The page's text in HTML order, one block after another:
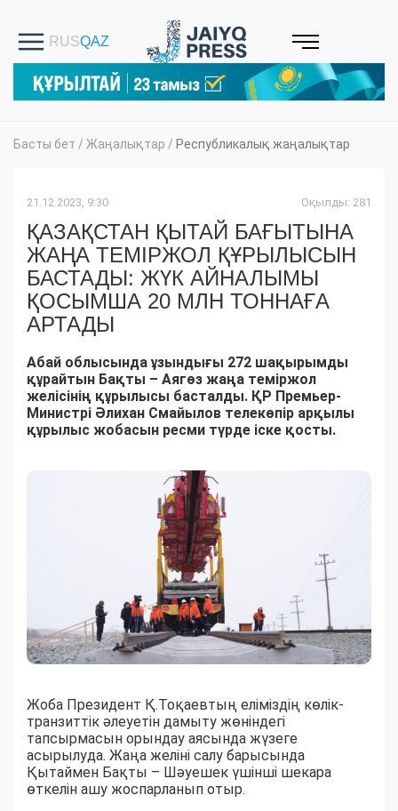
Басты бет / Жаңалықтар / Республикалық жаңалықтар
21.12.2023, 9:30 Оқылды: 281
ҚАЗАҚСТАН ҚЫТАЙ БАҒЫТЫНА
ЖАҢА ТЕМІРЖОЛ ҚҰРЫЛЫСЫН
БАСТАДЫ: ЖҮК АЙНАЛЫМЫ
ҚОСЫМША 20 МЛН ТОННАҒА
АРТАДЫ
Абай облысында ұзындығы 272 шақырымды
құрайтын Бақты – Аягөз жаңа теміржол
желісінің құрылысы басталды. ҚР Премьер-
Министрі Әлихан Смайылов телекөпір арқылы
құрылыс жобасын ресми түрде іске қосты.
Жоба Президент Қ.Тоқаевтың еліміздің көлік-
транзиттік әлеуетін дамыту жөніндегі
тапсырмасын орындау аясында жүзеге
асырылуда. Жаңа желіні салу барысында
Қытаймен Бақты – Шәуешек үшінші шекара
өткелін ашу жоспарланып отыр.